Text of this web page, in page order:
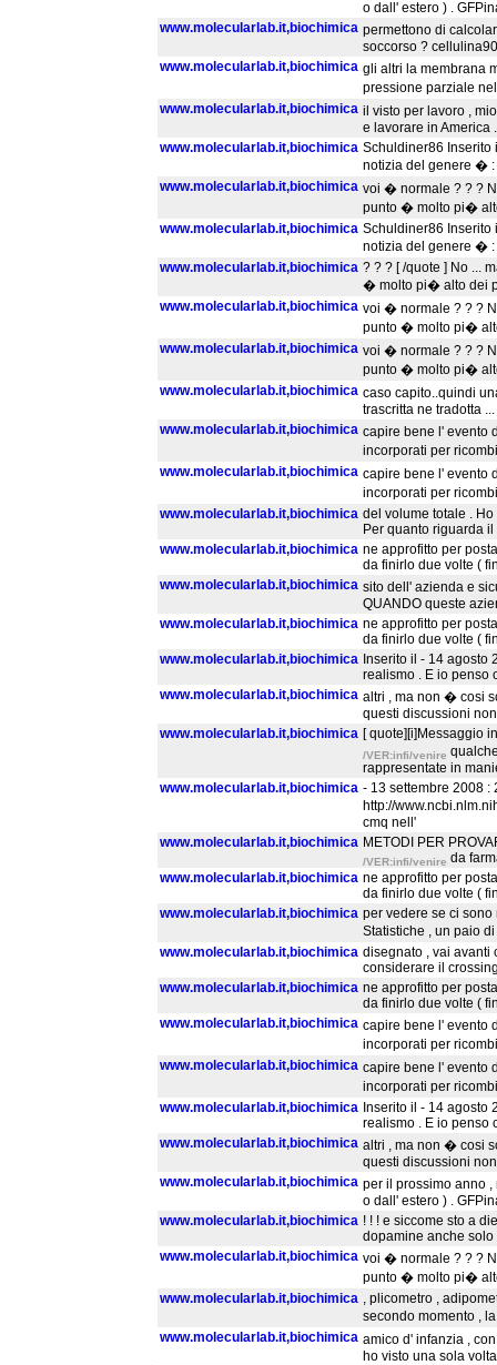
o dall' estero ) .
www.molecularlab.it,biochimica permettono di
soccorso ?
www.molecularlab.it,biochimica gli altri la membrana
pressione parziale
www.molecularlab.it,biochimica il visto per lavoro ,
e lavorare in America
www.molecularlab.it,biochimica Schuldiner86 Inserito
notizia del genere � :
www.molecularlab.it,biochimica voi � normale ? ? ?
punto � molto pi�
www.molecularlab.it,biochimica Schuldiner86 Inserito
notizia del genere � :
www.molecularlab.it,biochimica ? ? ? [ /quote ] No ...
� molto pi� alto dei
www.molecularlab.it,biochimica voi � normale ? ? ?
punto � molto pi�
www.molecularlab.it,biochimica voi � normale ? ? ?
punto � molto pi�
www.molecularlab.it,biochimica caso capito..quindi
trascritta ne tradotta
www.molecularlab.it,biochimica capire bene l' evento
incorporati per
www.molecularlab.it,biochimica capire bene l' evento
incorporati per
www.molecularlab.it,biochimica del volume totale .
Per quanto riguarda
www.molecularlab.it,biochimica ne approfitto per
da finirlo due volte (
www.molecularlab.it,biochimica sito dell' azienda e
QUANDO queste
www.molecularlab.it,biochimica ne approfitto per
da finirlo due volte (
www.molecularlab.it,biochimica Inserito il - 14
realismo . E io penso
www.molecularlab.it,biochimica altri , ma non � cosi
questi discussioni
www.molecularlab.it,biochimica [ quote][i]Messaggio
/VER:infi/venire
rappresentate in
www.molecularlab.it,biochimica - 13 settembre 2008 :
http://
cmq nell'
www.molecularlab.it,biochimica METODI PER
/VER:infi/venire da
www.molecularlab.it,biochimica ne approfitto per
da finirlo due volte (
www.molecularlab.it,biochimica per vedere se ci
Statistiche , un paio
www.molecularlab.it,biochimica disegnato , vai avanti
considerare il
www.molecularlab.it,biochimica ne approfitto per
da finirlo due volte (
www.molecularlab.it,biochimica capire bene l' evento
incorporati per
www.molecularlab.it,biochimica capire bene l' evento
incorporati per
www.molecularlab.it,biochimica Inserito il - 14
realismo . E io penso
www.molecularlab.it,biochimica altri , ma non � cosi
questi discussioni
www.molecularlab.it,biochimica per il prossimo anno
o dall' estero ) .
www.molecularlab.it,biochimica ! ! ! e siccome sto a
dopamine anche
www.molecularlab.it,biochimica voi � normale ? ? ?
punto � molto pi�
www.molecularlab.it,biochimica , plicometro ,
secondo momento ,
www.molecularlab.it,biochimica amico d' infanzia ,
ho visto una sola